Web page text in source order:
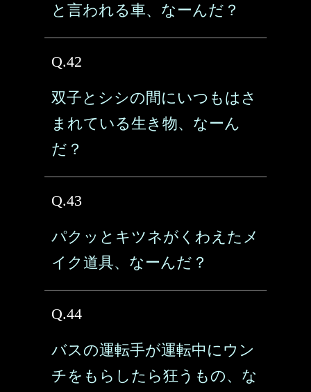
と言われる車、なーんだ？
Q.42
双子とシシの間にいつもはさ
まれている生き物、なーん
だ？
Q.43
パクッとキツネがくわえたメ
イク道具、なーんだ？
Q.44
バスの運転手が運転中にウン
チをもらしたら狂うもの、な